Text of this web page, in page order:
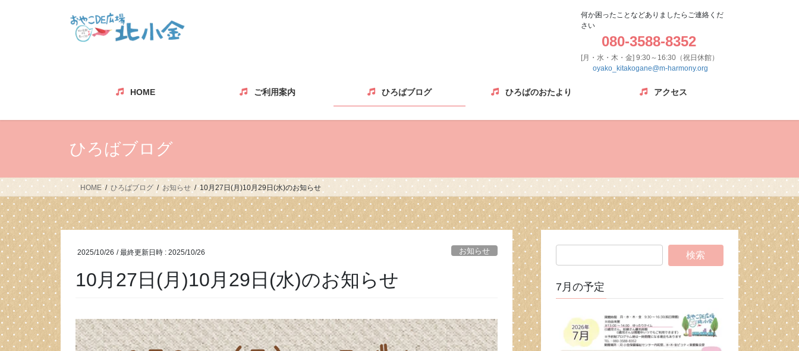
ッ
移
何か困ったことなどありましたらご連絡くだ
さい
080-3588-8352
[月・水・木・金] 9:30～16:30（祝日休館）
oyako_kitakogane@m-harmony.org
HOME ご利用案内 ひろばブログ ひろばのおたより アクセス
ひろばブログ
HOME ひろばブログ お知らせ 10月27日(月)10月29日(水)のお知らせ
2025/10/26 / 最終更新日時 : 2025/10/26 お知らせ
10月27日(月)10月29日(水)のお知らせ 7月の予定